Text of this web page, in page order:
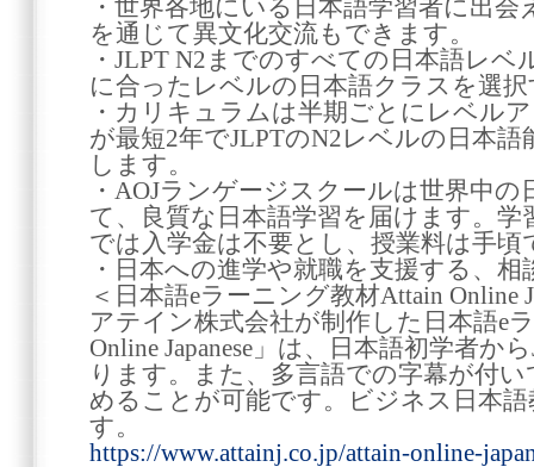
・世界各地にいる日本語学習者に出
を通じて異文化交流もできます。
・JLPT N2までのすべての日本語レ
に合ったレベルの日本語クラスを選
・カリキュラムは半期ごとにレベル
が最短2年でJLPTのN2レベルの日本
します。
・AOJランゲージスクールは世界中
て、良質な日本語学習を届けます。
では入学金は不要とし、授業料は手
・日本への進学や就職を支援する、
＜日本語eラーニング教材Attain Online
アテイン株式会社が制作した日本語e
Online Japanese」は、日本語初学者か
ります。また、多言語での字幕が付
めることが可能です。ビジネス日本
す。
https://www.attainj.co.jp/attain-online-